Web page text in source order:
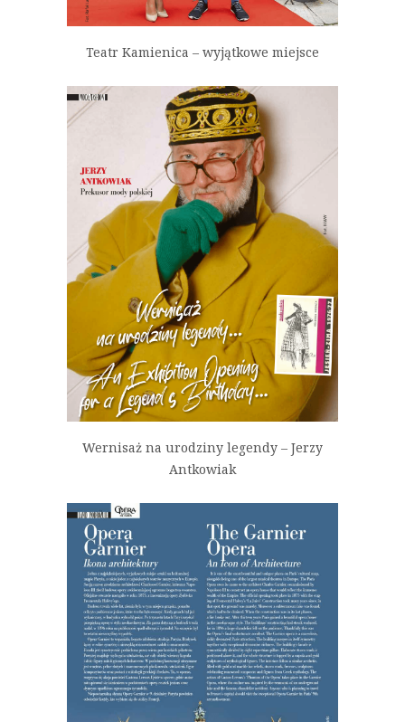
Teatr Kamienica – wyjątkowe miejsce
Wernisaż na urodziny legendy – Jerzy
Antkowiak